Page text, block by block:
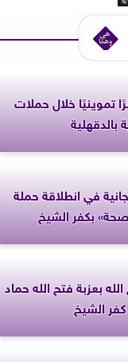
محضرًا تموينيًا خلال حملات
بالدقهلية
في انطلاقة حملة
بعزبة فتح الله حماد
الشيخ